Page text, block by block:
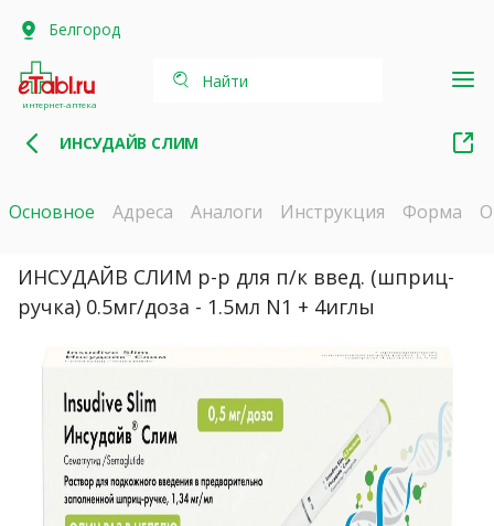
Белгород
интернет-аптека
Найти
ИНСУДАЙВ СЛИМ
Основное Адреса Аналоги Инструкция Форма
ИНСУДАЙВ СЛИМ р-р для п/к введ. (шприц-
ручка) 0.5мг/доза - 1.5мл N1 + 4иглы